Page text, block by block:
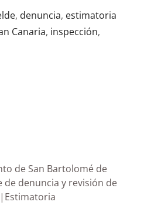
, denuncia, estimatoria
Canaria, inspección,
de San Bartolomé de
de denuncia y revisión de